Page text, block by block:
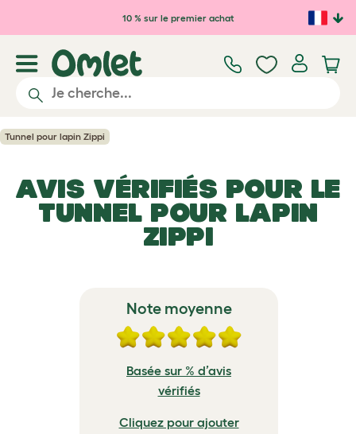
Passer au contenu principal
10 % sur le premier achat
Tunnel pour lapin Zippi
AVIS VÉRIFIÉS POUR LE
TUNNEL POUR LAPIN
ZIPPI
Note moyenne
Basée sur % d’avis
vérifiés
Cliquez pour ajouter